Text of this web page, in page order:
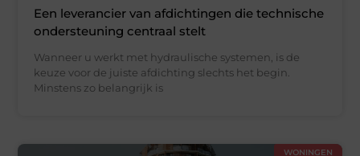
Een leverancier van afdichtingen die technische
ondersteuning centraal stelt
Wanneer u werkt met hydraulische systemen, is de
keuze voor de juiste afdichting slechts het begin.
Minstens zo belangrijk is
WONINGEN